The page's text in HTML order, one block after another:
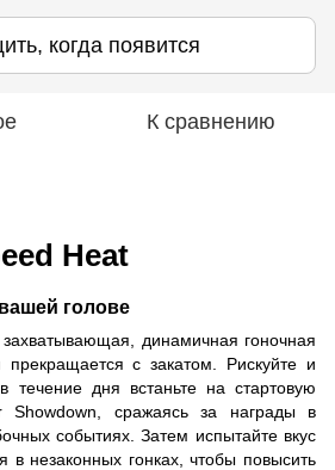
когда появится
К сравнению
Heat
голове
динамичная гоночная
прекращается с закатом. Рискуйте и
течение дня встаньте на стартовую
Showdown, сражаясь за награды в
событиях. Затем испытайте вкус
в незаконных гонках, чтобы повысить